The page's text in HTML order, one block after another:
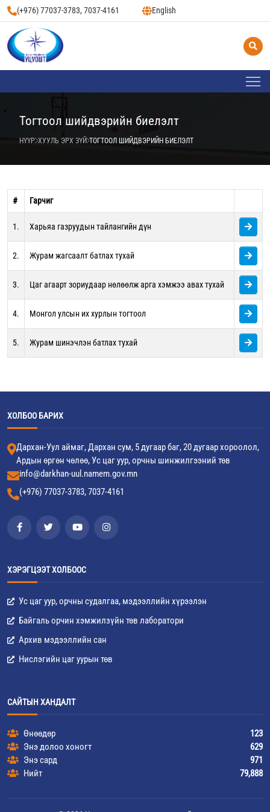
(+976) 77037-3783, 7037-4161 English
Тогтоол шийдвэрийн биелэлт
НҮҮР ХУУЛЬ ЭРХ ЗҮЙ ТОГТООЛ ШИЙДВЭРИЙН БИЕЛЭЛТ
# Гарчиг
1. Харьяа газруудын тайлангийн дүн
2. Журам жагсаалт батлах тухай
3. Цаг агаарт зориудаар нөлөөлж арга хэмжээ авах тухай
4. Монгол улсын их хурлын тогтоол
5. Журам шинэчлэн батлах тухай
ХОЛБОО БАРИХ
Дархан-Уул аймаг, Дархан сум, 5 дугаар баг, 20 дугаар хороолол,
Ардын өргөн чөлөө, Ус цаг уур, орчны шинжилгээний төв
info@darkhan-uul.namem.gov.mn
(+976) 77037-3783, 7037-4161
ХЭРЭГЦЭЭТ ХОЛБООС
Ус цаг уур, орчны судалгаа, мэдээллийн хүрээлэн
Байгаль орчин хэмжилзүйн төв лаборатори
Архив мэдээллийн сан
Нислэгийн цаг уурын төв
САЙТЫН ХАНДАЛТ
Өнөөдөр
123
Энэ долоо хоногт
629
Энэ сард
971
Нийт
79,888